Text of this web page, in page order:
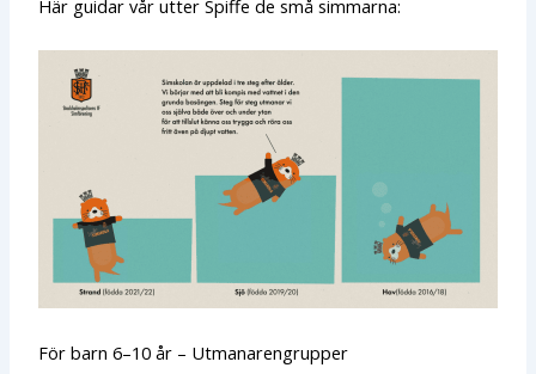
Här guidar vår utter Spiffe de små simmarna:
För barn 6–10 år – Utmanarengrupper